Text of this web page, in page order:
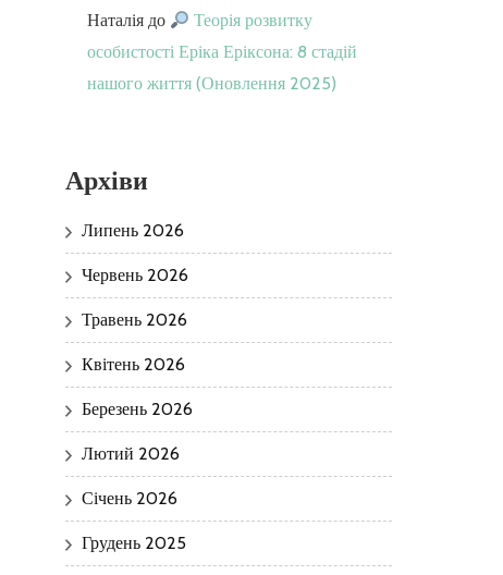
Наталія до
Теорія розвитку
особистості Еріка Еріксона: 8 стадій
нашого життя (Оновлення 2025)
Архіви
Липень 2026
Червень 2026
Травень 2026
Квітень 2026
Березень 2026
Лютий 2026
Січень 2026
Грудень 2025